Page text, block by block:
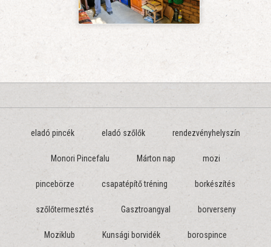
eladó pincék eladó szőlők rendezvényhelyszín
Monori Pincefalu Márton nap mozi
pincebörze csapatépítő tréning borkészítés
szőlőtermesztés Gasztroangyal borverseny
Moziklub Kunsági borvidék borospince